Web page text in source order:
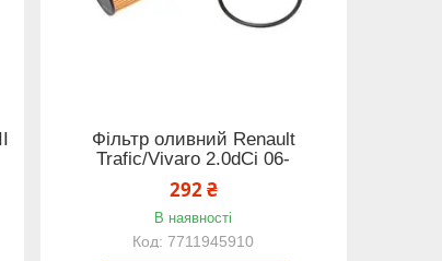
Фільтр оливний Renault
Trafic/Vivaro 2.0dCi 06-
292 ₴
В наявності
7711945910